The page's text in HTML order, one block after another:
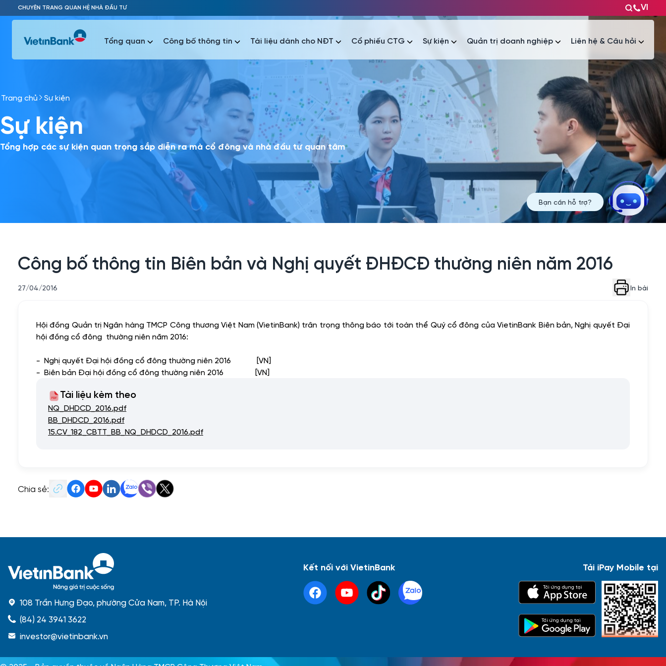
Skip to Main Content
CHUYÊN TRANG QUAN HỆ NHÀ ĐẦU TƯ VI
Phổ biến nhất
Báo cáo tài chính Thông tin giao dịch Công bố thông tin Sự kiện
Tổng quan Công bố thông tin Tài liệu dành cho NĐT Cổ phiếu CTG Sự kiện Quản trị doanh nghiệp Liên hệ & Câu hỏi
Phổ biến nhất
Thông tin giao dịch Công bố thông tin Tài liệu
Trang chủ Sự kiện
Sự kiện
Tổng hợp các sự kiện quan trọng sắp diễn ra mà cổ đông và nhà đầu tư quan tâm
Công bố thông tin Biên bản và Nghị quyết ĐHĐCĐ thường niên năm 2016
27/04/2016 In bài
Hội đồng Quản trị Ngân hàng TMCP Công thương Việt Nam (VietinBank) trân trọng thông báo tới toàn thể Quý cổ đông của VietinBank Biên bản, Nghị quyết Đại
hội đồng cổ đông thường niên năm 2016:
- Nghị quyết Đại hội đồng cổ đông thường niên 2016 [VN]
- Biên bản Đạihội đồng cổ đông thường niên 2016 [VN]
Tài liệu kèm theo
NQ_DHDCD_2016.pdf
BB_DHDCD_2016.pdf
15.CV_182_CBTT_BB_NQ_DHDCD_2016.pdf
Chia sẻ:
Bạn cần hỗ trợ?
108 Trần Hưng Đạo, phường Cửa Nam, TP. Hà Nội
(84) 24 3941 3622
investor@vietinbank.vn
Kết nối với VietinBank Tải iPay Mobile tại
Tải ứng dụng tại
Tải ứng dụng tại